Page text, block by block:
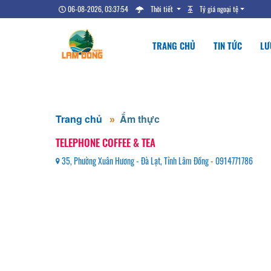
06-08-2026, 03:37:55 Thời tiết Tỷ giá ngoại tệ
TRANG CHỦ TIN TỨC
Trang chủ Ẩm thực
TELEPHONE COFFEE & TEA
35, Phường Xuân Hương - Đà Lạt, Tỉnh Lâm Đồng - 0914771786